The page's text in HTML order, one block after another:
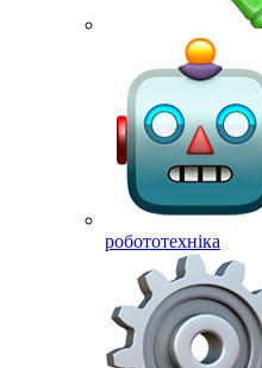
робототехніка